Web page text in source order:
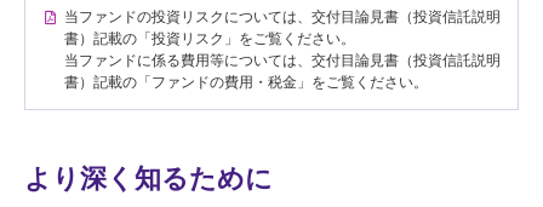
当ファンドの投資リスクについては、交付目論見書（投資信託説明
書）記載の「投資リスク」をご覧ください。
当ファンドに係る費用等については、交付目論見書（投資信託説明
書）記載の「ファンドの費用・税金」をご覧ください。
より深く知るために